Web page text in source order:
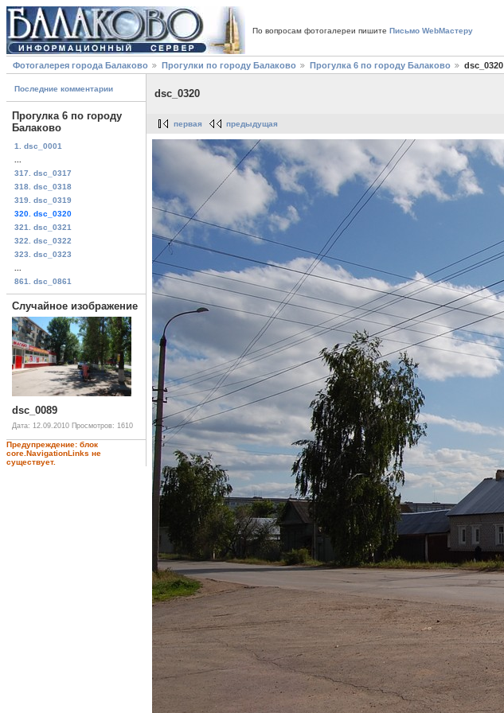
По вопросам фотогалереи пишите Письмо WebМастеру
Фотогалерея города Балаково Прогулки по городу Балаково Прогулка 6 по городу Балаково dsc_0320
Последние комментарии
Прогулка 6 по городу
Балаково
1. dsc_0001
317. dsc_0317
318. dsc_0318
319. dsc_0319
320. dsc_0320
321. dsc_0321
322. dsc_0322
323. dsc_0323
861. dsc_0861
Случайное изображение
dsc_0089
Дата: 12.09.2010 Просмотров: 1610
Предупреждение: блок
core.NavigationLinks не
существует.
dsc_0320
первая предыдущая